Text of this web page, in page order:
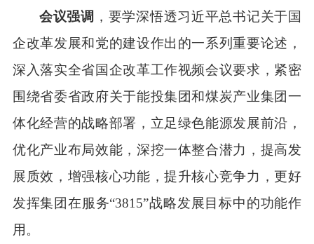
会议强调 ，要学深悟透习近平总书记关于国
企改革发展和党的建设作出的一系列重要论述，
深入落实全省国企改革工作视频会议要求， 紧密
围绕省委省政府关于能投集团和煤炭产业集团一
体化经营的战略部署，立足绿色能源发展前沿，
优化产业布局效能，深挖一体整合潜力，提高发
展质效，增强核心功能，提升核心竞争力，更好
发挥集团在服务“3815”战略发展目标中的功能作
用。